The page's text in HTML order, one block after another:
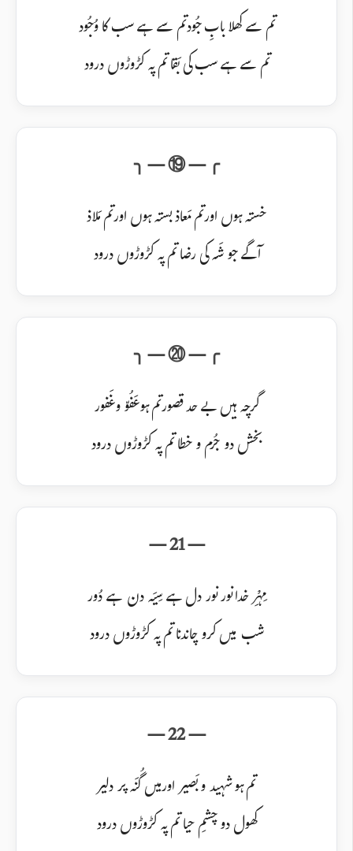
تم سے کھلا بابِ جُود تم سے ہے سب کا وُجُود
تم سے ہے سب کی بَقا تم پہ کڑوڑوں درود
خستہ ہوں اور تم مَعاذ بستہ ہوں اور تم مَلاذ
آگے جو شَہ کی رضا تم پہ کڑوڑوں درود
گرچہ ہیں بے حد قصور تم ہو عَفُوّ و غَفور
بخش دو جُرم و خطا تم پہ کڑوڑوں درود
مِہْرِ خدا نور نور دل ہے سِیَہ دن ہے دُور
شب میں کرو چاندنا تم پہ کڑوڑوں درود
تم ہو شہید و بَصیر اور میں گُنَہ پر دلیر
کھول دو چشمِ حیا تم پہ کڑوڑوں درود